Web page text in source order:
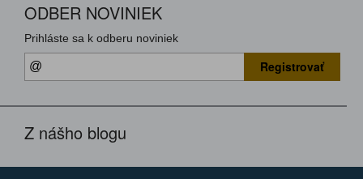
ODBER NOVINIEK
Prihláste sa k odberu noviniek
Registrovať
Z nášho blogu